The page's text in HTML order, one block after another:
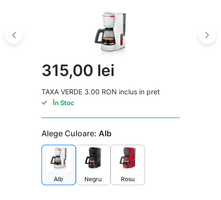
315,00 lei
TAXA VERDE 3.00 RON inclus in pret
În Stoc
Alege Culoare: Alb
Alb Negru Rosu